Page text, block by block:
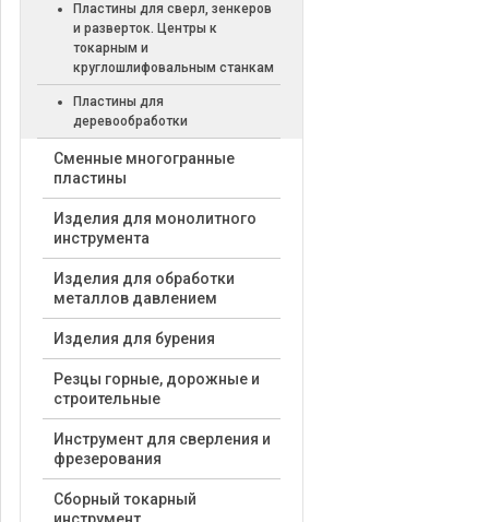
Пластины для сверл, зенкеров
и разверток. Центры к
токарным и
круглошлифовальным станкам
Пластины для
деревообработки
Cменные многогранные
пластины
Изделия для монолитного
инструмента
Изделия для обработки
металлов давлением
Изделия для бурения
Резцы горные, дорожные и
строительные
Инструмент для сверления и
фрезерования
Сборный токарный